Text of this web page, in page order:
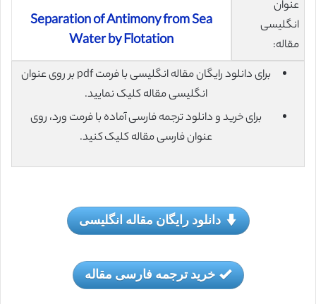
عنوان
انگلیسی
مقاله:
Separation of Antimony from Sea
Water by Flotation
برای دانلود رایگان مقاله انگلیسی با فرمت pdf بر روی عنوان
انگلیسی مقاله کلیک نمایید.
برای خرید و دانلود ترجمه فارسی آماده با فرمت ورد، روی
عنوان فارسی مقاله کلیک کنید.
دانلود رایگان مقاله انگلیسی
خرید ترجمه فارسی مقاله